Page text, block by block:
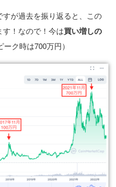
が過去を振り返ると、この
！なので！今は買い増しの
ーク時は700万円）